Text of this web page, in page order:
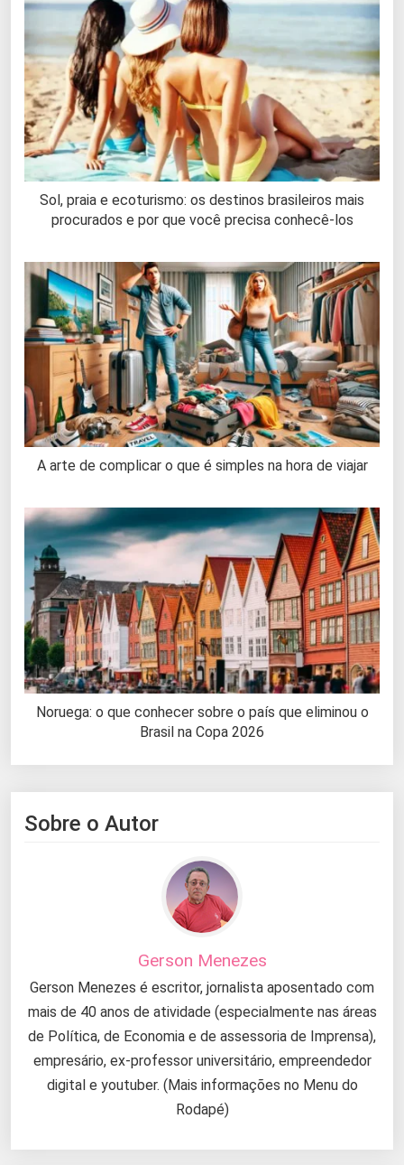
Sol, praia e ecoturismo: os destinos brasileiros mais
procurados e por que você precisa conhecê-los
A arte de complicar o que é simples na hora de viajar
Noruega: o que conhecer sobre o país que eliminou o
Brasil na Copa 2026
Sobre o Autor
Gerson Menezes
Gerson Menezes é escritor, jornalista aposentado com
mais de 40 anos de atividade (especialmente nas áreas
de Política, de Economia e de assessoria de Imprensa),
empresário, ex-professor universitário, empreendedor
digital e youtuber. (Mais informações no Menu do
Rodapé)